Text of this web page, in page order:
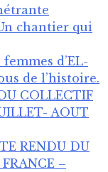
chantier qui
femmes d’EL-
de l’histoire .
COLLECTIF
AOUT
RENDU DU
–